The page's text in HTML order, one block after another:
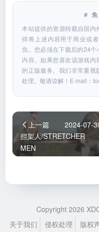
#
本站提供的资源转载自国内
得将上述内容用于商业或
负。您必须在下载后的24
内容。如果您喜欢该游戏
的正版服务。我们非常重
处理。敬请谅解！E-mail：
上一篇
2024-07-
担架人/STRETCHER
MEN
Copyright 2026
关于我们
侵权处理 版权